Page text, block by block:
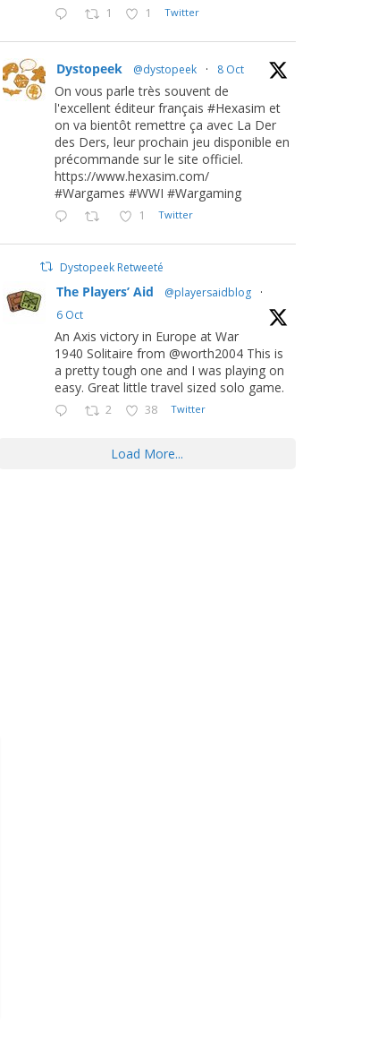
1 1 Twitter
Dystopeek @dystopeek · 8 Oct
On vous parle très souvent de
l'excellent éditeur français #Hexasim et
on va bientôt remettre ça avec La Der
des Ders, leur prochain jeu disponible en
précommande sur le site officiel.
https://www.hexasim.com/
#Wargames #WWI #Wargaming
1 Twitter
Dystopeek Retweeté
The Players’ Aid @playersaidblog
·
6 Oct
An Axis victory in Europe at War
1940 Solitaire from @worth2004 This is
a pretty tough one and I was playing on
easy. Great little travel sized solo game.
2 38 Twitter
Load More...